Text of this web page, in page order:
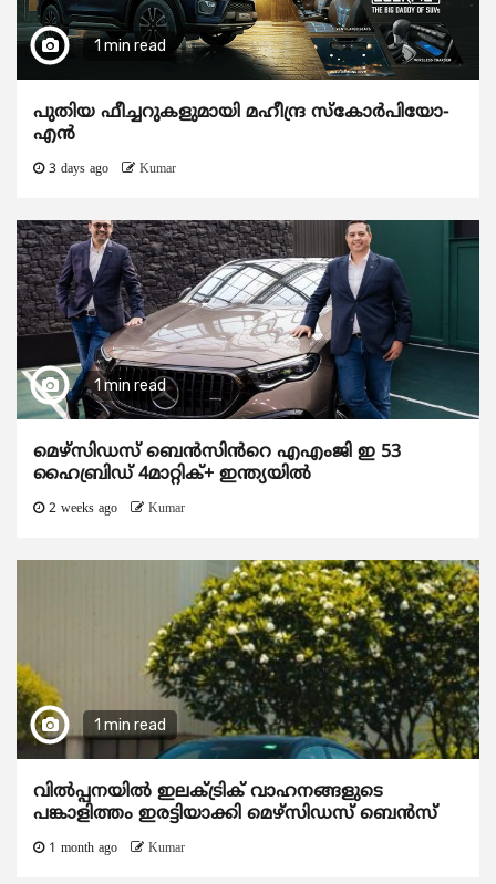
1 min read
പുതിയ ഫീച്ചറുകളുമായി മഹീന്ദ്ര സ്കോർപിയോ-
എൻ
3 days ago Kumar
1 min read
മെഴ്‌സിഡസ് ബെൻസിൻറെ എഎംജി ഇ 53
ഹൈബ്രിഡ് 4മാറ്റിക്+ ഇന്ത്യയിൽ
2 weeks ago Kumar
1 min read
വിൽപ്പനയിൽ ഇലക്ട്രിക് വാഹനങ്ങളുടെ
പങ്കാളിത്തം ഇരട്ടിയാക്കി മെഴ്‌സിഡസ് ബെൻസ്
1 month ago Kumar